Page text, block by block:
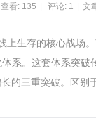
查看: 135 评论: 1 文
生存的核心战场
系。这套体系突
的三重突破。区